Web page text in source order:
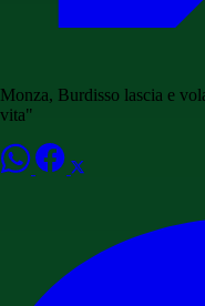
Monza, Burdisso lascia e
vita"